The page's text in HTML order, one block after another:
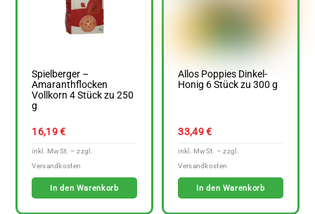
Spielberger –
Amaranthflocken
Vollkorn 4 Stück zu 250
g
16,19€
In den Warenkorb
Allos Poppies Dinkel-
Honig 6 Stück zu 300 g
33,49€
In den Warenkorb